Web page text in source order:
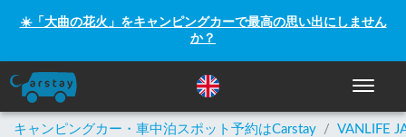
☀️「大曲の花火」をキャンピングカーで最高の思い出にしません
か？
ナビゲ
キャンピングカー・車中泊スポット予約はCarstay / VANLIFE